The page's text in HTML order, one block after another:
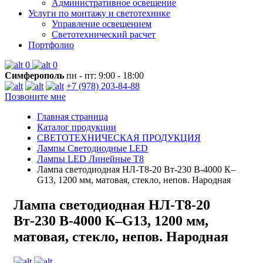
Административное освещение
Услуги по монтажу и светотехнике
Управление освещением
Светотехнический расчет
Портфолио
0
0
Симферополь пн - пт: 9:00 - 18:00
+7 (978) 203-84-88
Позвоните мне
Главная страница
Каталог продукции
СВЕТОТЕХНИЧЕСКАЯ ПРОДУКЦИЯ
Лампы Светодиодные LED
Лампы LED Линейные T8
Лампа светодиодная НЛ-Т8-20 Вт-230 В-4000 К–
G13, 1200 мм, матовая, стекло, непов. Народная
Лампа светодиодная НЛ-Т8-20
Вт-230 В-4000 К–G13, 1200 мм,
матовая, стекло, непов. Народная